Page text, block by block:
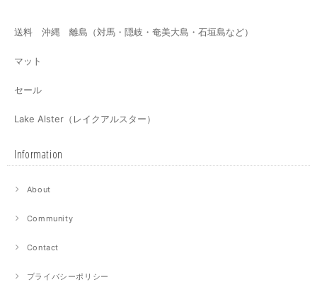
送料 沖縄 離島（対馬・隠岐・奄美大島・石垣島など）
マット
セール
Lake Alster（レイクアルスター）
Information
About
Community
Contact
プライバシーポリシー